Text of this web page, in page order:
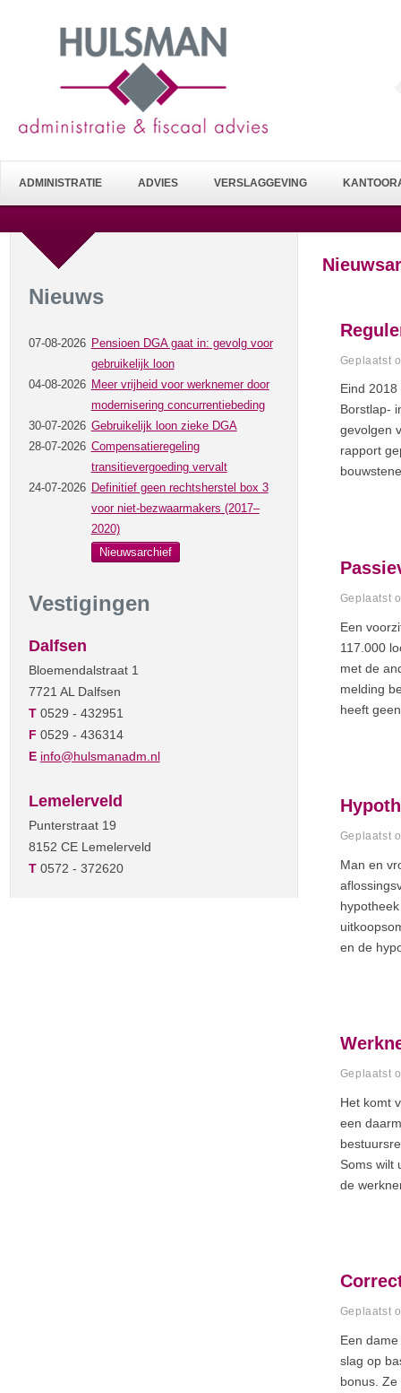
ADMINISTRATIE ADVIES VERSLAGGEVING
Nieuws
07-08-2026 Pensioen DGA gaat in: gevolg voor
gebruikelijk loon
04-08-2026 Meer vrijheid voor werknemer door
modernisering concurrentiebeding
30-07-2026 Gebruikelijk loon zieke DGA
28-07-2026 Compensatieregeling
transitievergoeding vervalt
24-07-2026 Definitief geen rechtsherstel box 3
voor niet-bezwaarmakers (2017–
2020)
Nieuwsarchief
Vestigingen
Dalfsen
Bloemendalstraat 1
7721 AL Dalfsen
T0529 - 432951
F 0529 - 436314
E info@hulsmanadm.nl
Lemelerveld
Punterstraat 19
8152 CE Lemelerveld
T0572 - 372620
Geplaatst
Eind
Borstlap-
gevolgen
rapport
Geplaatst
Een
117.000
met de
melding
heeft
Geplaatst
Man en
en de
Geplaatst
Het komt
een
Soms wilt
de
Geplaatst
Een
slag op
bonus.